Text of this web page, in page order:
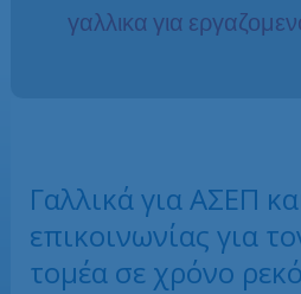
γαλλικα για
Γαλλικά για ΑΣΕΠ
επικοινωνίας για
τομέα σε χρόνο